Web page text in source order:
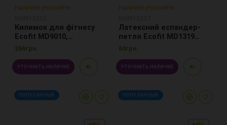
Наличие уточняйте
Килимок для фітнесу
Ecofit MD9010,
1730*610*4мм фіолет
266грн.
УТОЧНИТЬ НАЛИЧИЕ
Наличие уточняйте
Латексний еспандер-
петля Ecofit MD1319
жорсткість medium
0.9*50*610мм
60грн.
УТОЧНИТЬ НАЛИЧИЕ
ПОПУЛЯРНЫЙ ПОПУЛЯРНЫЙ